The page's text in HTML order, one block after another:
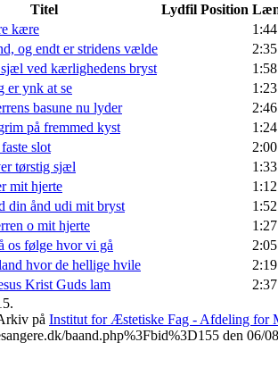
Titel Lydfil Position
kære 1:44
og endt er stridens vælde 2:35
ved kærlighedens bryst 1:58
er ynk at se 1:23
basune nu lyder 2:46
på fremmed kyst 1:24
slot 2:00
tørstig sjæl 1:33
mit hjerte 1:12
din ånd udi mit bryst 1:52
o mit hjerte 1:27
os følge hvor vi gå 2:05
hvor de hellige hvile 2:19
Krist Guds lam 2:37
på Institut for Æstetiske Fag - Afdeling for
baand.php%3Fbid%3D155 den 06/